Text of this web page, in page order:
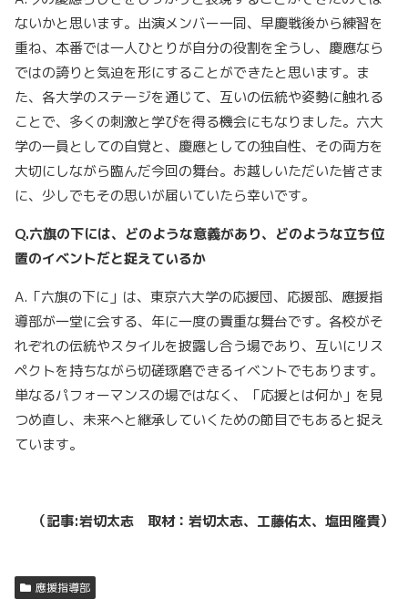
ないかと思います。出演メンバー一同、早慶戦後から練習を
重ね、本番では一人ひとりが自分の役割を全うし、慶應なら
ではの誇りと気迫を形にすることができたと思います。ま
た、各大学のステージを通じて、互いの伝統や姿勢に触れる
ことで、多くの刺激と学びを得る機会にもなりました。 六大
学の一員としての自覚と、慶應としての独自性、その両方を
大切にしながら臨んだ今回の舞台。お越しいただいた皆さま
に、少しでもその思いが届いていたら幸いです。
Q.六旗の下には、どのような意義があり、どのような立ち位
置のイベントだと捉えているか
A.「六旗の下に」は、東京六大学の応援団、応援部、應援指
導部が一堂に会する、年に一度の貴重な舞台です。各校がそ
れぞれの伝統やスタイルを披露し合う場であり、互いにリス
ペクトを持ちながら切磋琢磨できるイベントでもあります。
単なるパフォーマンスの場ではなく、「応援とは何か」を見
つめ直し、未来へと継承していくための節目でもあると捉え
ています。
（記事:岩切太志 取材：岩切太志、工藤佑太、塩田隆貴）
應援指導部